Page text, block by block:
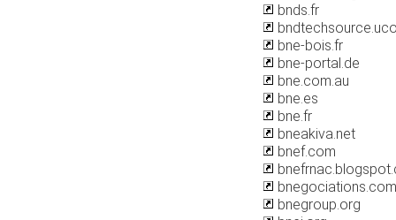
bnds.fr
bne-bois.fr
bne-portal.de
bne.com.au
bne.es
bne.fr
bneakiva.net
bnef.com
bnegociations.com
bnegroup.org